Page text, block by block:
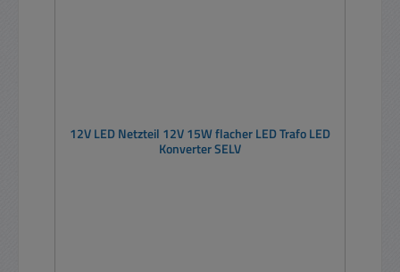
12V LED Netzteil 12V 15W flacher LED Trafo LED
Konverter SELV